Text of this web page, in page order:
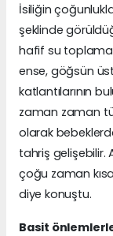
İsiliğin
şeklinde
hafif su
ense, göğsün
katlantılarının
zaman zaman
olarak
tahriş gelişebilir.
çoğu zaman
diye konuştu.
Basit